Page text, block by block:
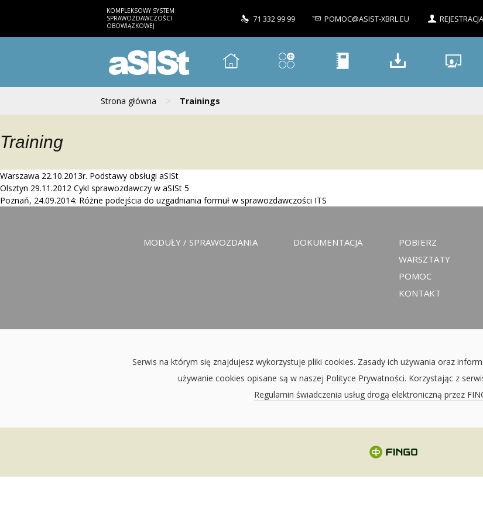
KOMPLEKSOWY SYSTEM
SPRAWOZDAWCZOŚCI
OBOWIĄZKOWEJ
71 332 99 99 POMOC@ASIST-XBRL.EU REJESTRACJA
aSISt
Strona główna > Trainings
Training
Warszawa 22.10.2013r. Podstawy obsługi aSISt
Olsztyn 29.11.2012 Cykl sprawozdawczy w aSISt 5
Poznań, 24.09.2014: Różne podejścia do uzgadniania formuł w sprawozdawczości ITS
MODUŁY / SPRAWOZDANIA DOKUMENTACJA
POBIERZ
WARSZTATY
POMOC
KONTAKT
Serwis na którym się znajdujesz wykorzystuje pliki cookies. Zasady ich używania oraz
używanie cookies opisane są w naszej Polityce Prywatności. Korzystając z
Regulamin świadczenia usług drogą elektroniczną przez